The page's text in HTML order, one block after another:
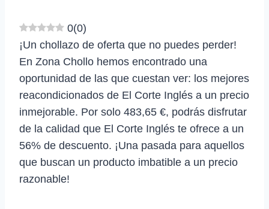
0(0)
¡Un chollazo de oferta que no puedes perder!
En Zona Chollo hemos encontrado una
oportunidad de las que cuestan ver: los mejores
reacondicionados de El Corte Inglés a un precio
inmejorable. Por solo 483,65 €, podrás disfrutar
de la calidad que El Corte Inglés te ofrece a un
56% de descuento. ¡Una pasada para aquellos
que buscan un producto imbatible a un precio
razonable!